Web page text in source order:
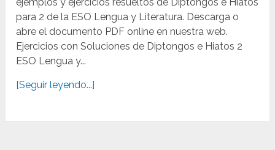
para 2 de la ESO Lengua y Literatura. Descarga o
abre el documento PDF online en nuestra web.
Ejercicios con Soluciones de Diptongos e Hiatos 2
ESO Lengua y...
[Seguir leyendo...]